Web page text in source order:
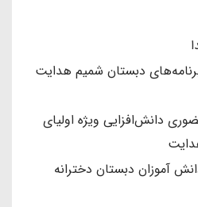
دبستان شمیم هدایت
دانش‌افزایی ویژه اولیای
آموزان دبستان دخترانه